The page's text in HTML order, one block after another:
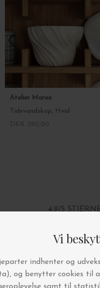
Atelier Maree
Tidevandskop, Hvid
4.9/5